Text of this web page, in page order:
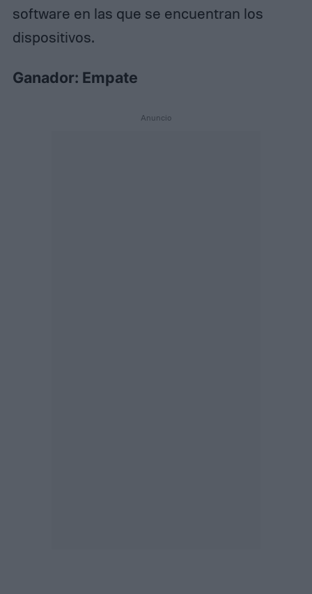
software en las que se encuentran los
dispositivos.
Ganador: Empate